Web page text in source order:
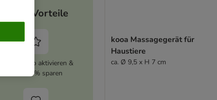
Deine Vorteile
Abo aktivieren &
immer 5% sparen
kooa Massagegerät für
Haustiere
ca. Ø 9,5 x H 7 cm